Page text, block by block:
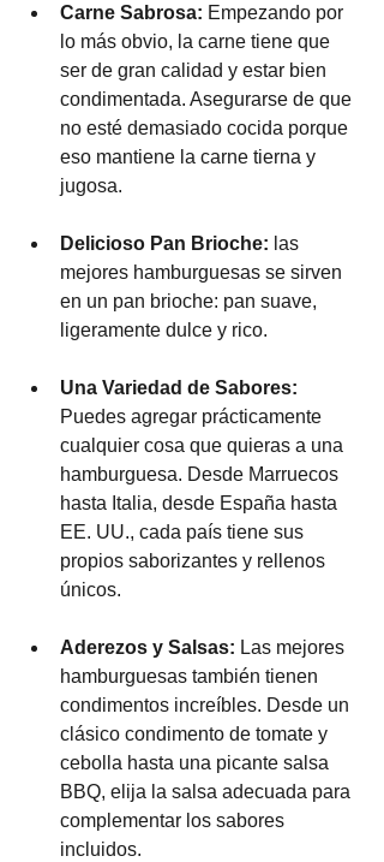
Carne Sabrosa: Empezando por
lo más obvio, la carne tiene que
ser de gran calidad y estar bien
condimentada. Asegurarse de que
no esté demasiado cocida porque
eso mantiene la carne tierna y
jugosa.
Delicioso Pan Brioche: las
mejores hamburguesas se sirven
en un pan brioche: pan suave,
ligeramente dulce y rico.
Una Variedad de Sabores:
Puedes agregar prácticamente
cualquier cosa que quieras a una
hamburguesa. Desde Marruecos
hasta Italia, desde España hasta
EE. UU., cada país tiene sus
propios saborizantes y rellenos
únicos.
Aderezos y Salsas: Las mejores
hamburguesas también tienen
condimentos increíbles. Desde un
clásico condimento de tomate y
cebolla hasta una picante salsa
BBQ, elija la salsa adecuada para
complementar los sabores
incluidos.